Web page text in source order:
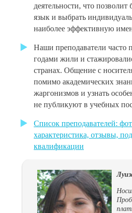
деятельности, что
язык и выбрать
наиболее эффективную
Наши преподаватели часто
годами жили и
странах. Общение с
помимо академических
жаргонизмов и узнать
не публикуют в учебных
Список преподавателей:
характеристика, отзывы,
квалификации